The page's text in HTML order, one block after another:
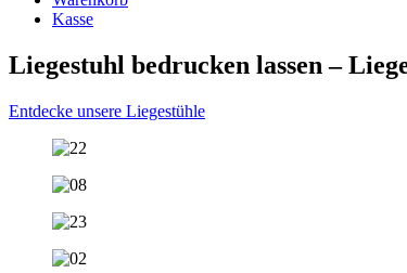
Kasse
Liegestuhl bedrucken lassen –
Entdecke unsere Liegestühle